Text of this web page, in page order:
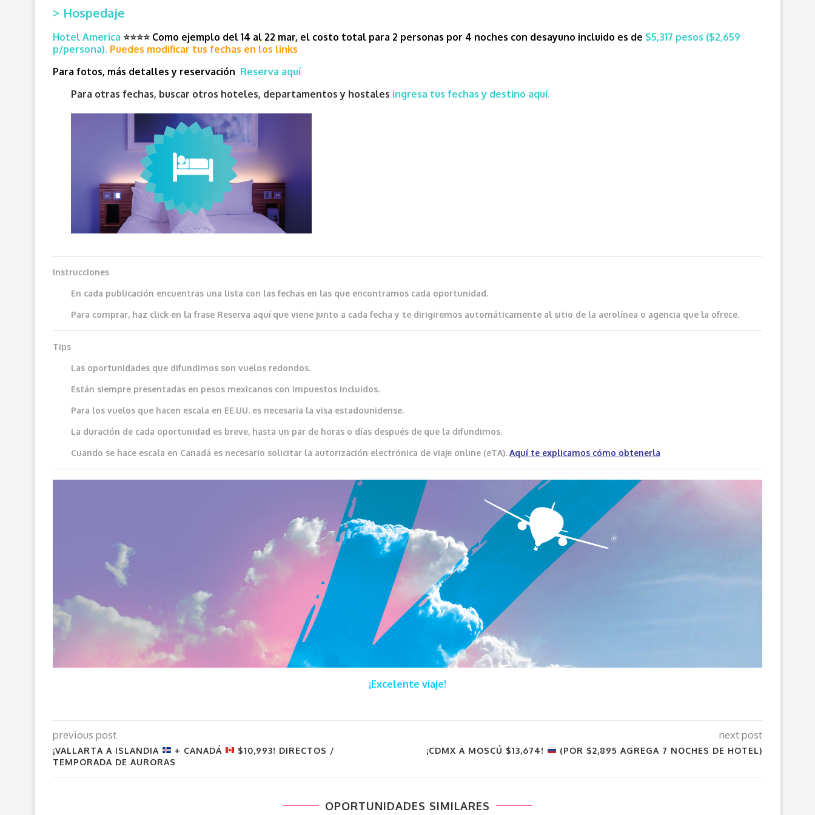
> Hospedaje
Hotel America ⭐⭐⭐⭐ Como ejemplo del 14 al 22 mar, el costo total para 2 personas por 4 noches con desayuno incluido es de $5,317 pesos ($2,659
p/persona). Puedes modificar tus fechas en los links
Para fotos, más detalles y reservación Reserva aquí
Para otras fechas, buscar otros hoteles, departamentos y hostales ingresa tus fechas y destino aquí.
Instrucciones
En cada publicación encuentras una lista con las fechas en las que encontramos cada oportunidad.
Para comprar, haz click en la frase Reserva aquí que viene junto a cada fecha y te dirigiremos automáticamente al sitio de la aerolínea o agencia que la ofrece.
Tips
Las oportunidades que difundimos son vuelos redondos.
Están siempre presentadas en pesos mexicanos con impuestos incluidos.
Para los vuelos que hacen escala en EE.UU. es necesaria la visa estadounidense.
La duración de cada oportunidad es breve, hasta un par de horas o días después de que la difundimos.
Cuando se hace escala en Canadá es necesario solicitar la autorización electrónica de viaje online (eTA). Aquí te explicamos cómo obtenerla
¡Excelente viaje!
previous post
¡VALLARTA A ISLANDIA + CANADÁ
$10,993! DIRECTOS /
TEMPORADA DE AURORAS
next post
¡CDMX A MOSCÚ $13,674! (POR $2,895 AGREGA 7 NOCHES DE HOTEL)
OPORTUNIDADES SIMILARES